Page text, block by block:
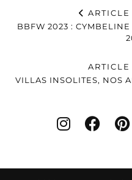
BBFW 2023 : CYMBELINE
VILLAS INSOLITES, NOS